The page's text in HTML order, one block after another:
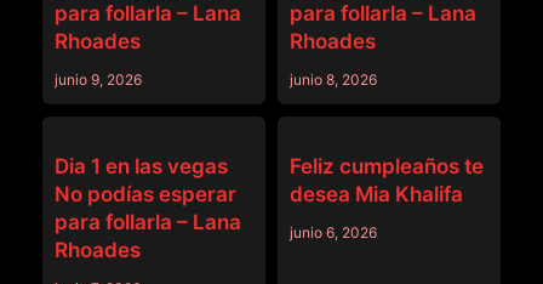
para follarla – Lana
Rhoades
junio 9, 2026
para follarla – Lana
Rhoades
junio 8, 2026
Dia 1 en las vegas
No podías esperar
para follarla – Lana
Rhoades
Feliz cumpleaños te
desea Mia Khalifa
junio 6, 2026